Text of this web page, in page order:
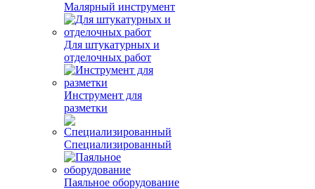
Малярный инструмент
Для штукатурных и
отделочных работ
Инструмент для
разметки
Специализированный
Паяльное оборудование